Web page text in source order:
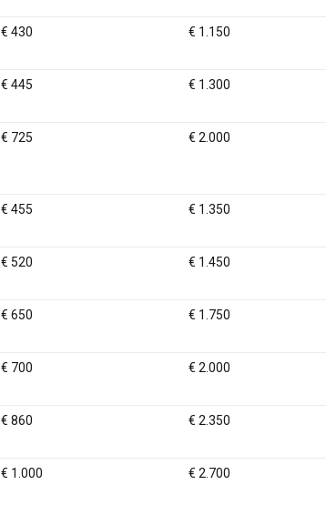
€ 430 € 1.150
€ 445 € 1.300
€ 725 € 2.000
€ 455 € 1.350
€ 520 € 1.450
€ 650 € 1.750
€ 700 € 2.000
€ 860 € 2.350
€ 1.000 € 2.700